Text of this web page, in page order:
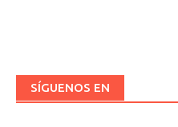
SÍGUENOS EN